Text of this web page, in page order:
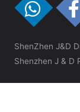
ShenZhen J&D
Shenzhen J & D